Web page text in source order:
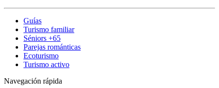
Guías
Turismo familiar
Séniors +65
Parejas románticas
Ecoturismo
Turismo activo
Navegación rápida